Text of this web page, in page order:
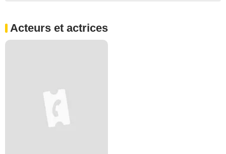
Acteurs et actrices